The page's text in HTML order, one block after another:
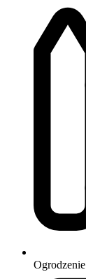
Ogrodzenie